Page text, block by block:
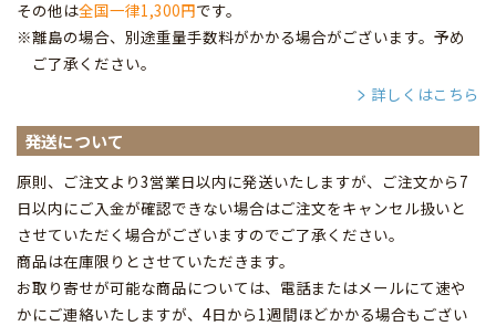
その他は全国一律1,300円です。
※離島の場合、別途重量手数料がかかる場合がございます。予め
ご了承ください。
詳しくはこちら
発送について
原則、ご注文より3営業日以内に発送いたしますが、ご注文から7
日以内にご入金が確認できない場合はご注文をキャンセル扱いと
させていただく場合がございますのでご了承ください。
商品は在庫限りとさせていただきます。
お取り寄せが可能な商品については、電話またはメールにて速や
かにご連絡いたしますが、4日から1週間ほどかかる場合もござい